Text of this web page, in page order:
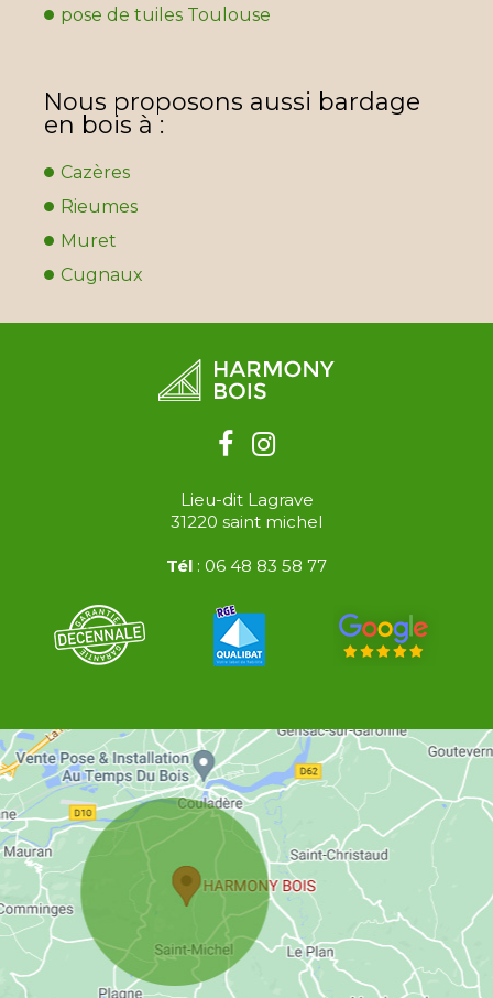
pose de tuiles Toulouse
Nous proposons aussi bardage
en bois à :
Cazères
Rieumes
Muret
Cugnaux
Lieu-dit Lagrave
31220 saint michel
Tél : 06 48 83 58 77